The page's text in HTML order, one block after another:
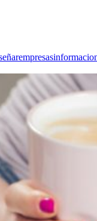
empresas